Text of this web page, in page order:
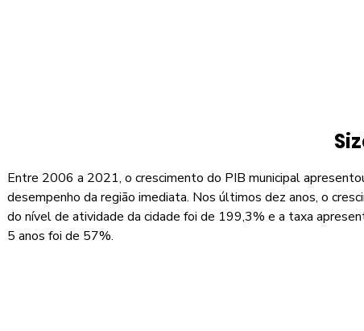
Entre 2006 a 2021, o crescimento do PIB municipal
desempenho da região imediata. Nos últimos dez anos, o
do nível de atividade da cidade foi de 199,3% e a taxa
5 anos foi de 57%.